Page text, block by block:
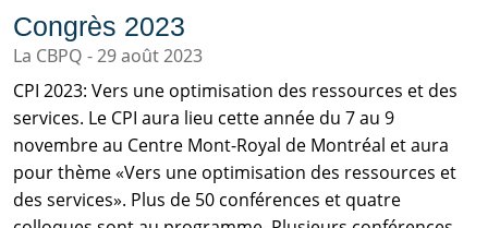
Congrès 2023
La CBPQ
29 août 2023
CPI 2023: Vers une optimisation des ressources et des
services. Le CPI aura lieu cette année du 7 au 9
novembre au Centre Mont-Royal de Montréal et aura
pour thème «Vers une optimisation des ressources et
des services». Plus de 50 conférences et quatre